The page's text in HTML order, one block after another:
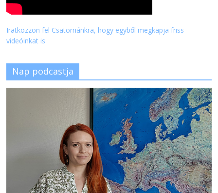
Iratkozzon fel Csatornánkra, hogy egyből megkapja friss
videóinkat is
Nap podcastja